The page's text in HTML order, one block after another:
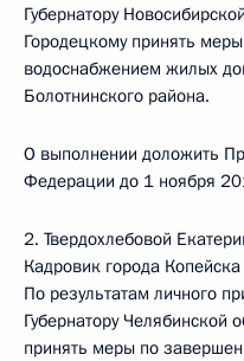
Губернатору
Городецкому принять
водоснабжением жилых
Болотнинского района.
О выполнении доложить
Федерации до 1 ноября
2. Твердохлебовой
Кадровик города
По результатам личного
Губернатору Челябинской
принять меры по